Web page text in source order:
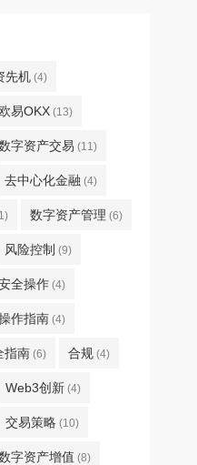
先机 (4)
易OKX (13)
字资产交易 (11)
去中心化金融 (4)
数字资产管理 (6)
风险控制 (9)
全操作 (4)
作指南 (4)
指南 (6) 合规 (4)
Web3创新 (4)
交易策略 (10)
字资产增值 (8)